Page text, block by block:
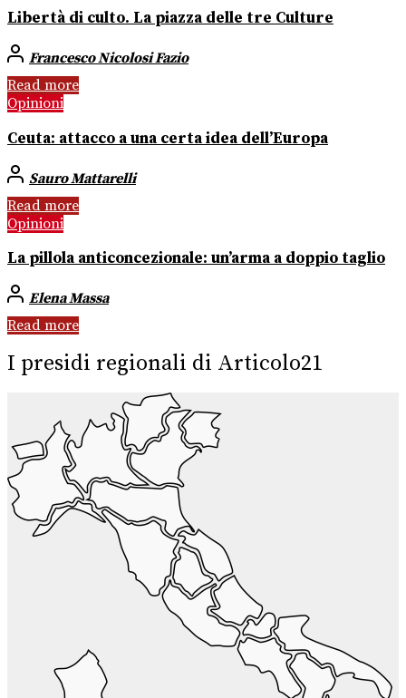
Libertà di culto. La piazza delle tre Culture
Francesco Nicolosi Fazio
Read more
Opinioni
Ceuta: attacco a una certa idea dell’Europa
Sauro Mattarelli
Read more
Opinioni
La pillola anticoncezionale: un’arma a doppio taglio
Elena Massa
Read more
I presidi regionali di Articolo21